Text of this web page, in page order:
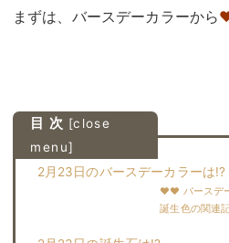
まずは、バースデーカラーから
目 次 [close
menu]
2月23日のバースデーカラーは!?
♥♥ バースデ
誕生色の関連